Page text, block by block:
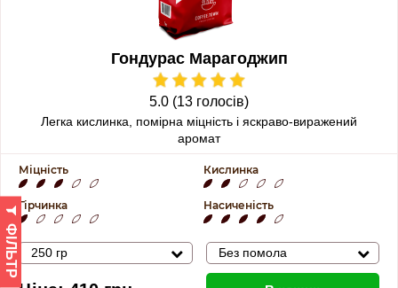
ФІЛЬТР
Гондурас Марагоджип
5.0 (13 голосів)
Легка кислинка, помірна міцність і яскраво-виражений
аромат
Міцність Кислинка
Гірчинка Насиченість
250 гр Без помола